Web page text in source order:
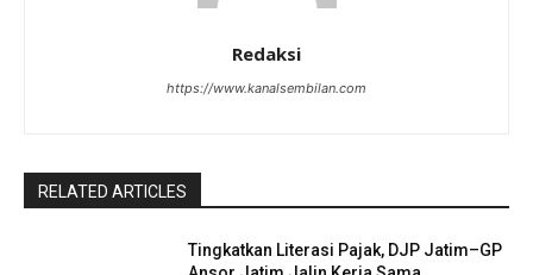
Redaksi
https://www.kanalsembilan.com
RELATED ARTICLES
Tingkatkan Literasi Pajak, DJP Jatim–GP